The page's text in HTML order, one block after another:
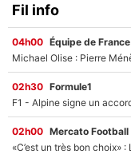
Fil info
04h00 Équipe de France
02h30 Formule1
02h00 Mercato Football